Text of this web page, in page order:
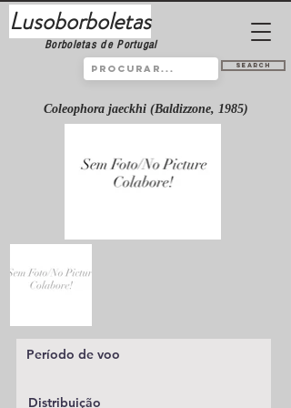
Lusoborboletas
Borboletas de Portugal
Search
Coleophora jaeckhi (Baldizzone, 1985)
Período de voo
Distribuição